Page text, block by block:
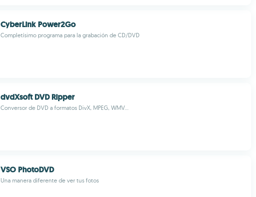
CyberLink Power2Go
Completísimo programa para la grabación de CD/DVD
dvdXsoft DVD Ripper
Conversor de DVD a formatos DivX, MPEG, WMV...
VSO PhotoDVD
Una manera diferente de ver tus fotos